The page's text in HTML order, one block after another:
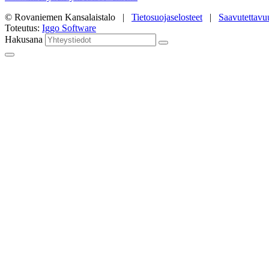
© Rovaniemen Kansalaistalo | Tietosuojaselosteet |
Toteutus: Iggo Software
Hakusana